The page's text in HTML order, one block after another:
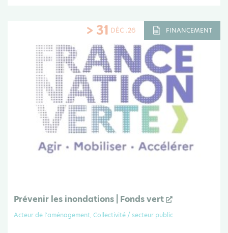
> 31 DÉC .26 FINANCEMENT
Prévenir les inondations | Fonds vert
Acteur de l'aménagement, Collectivité / secteur public